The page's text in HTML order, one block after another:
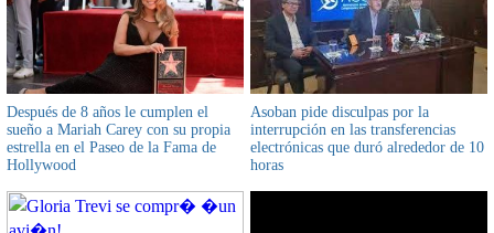
Después de 8 años le cumplen el
sueño a Mariah Carey con su propia
estrella en el Paseo de la Fama de
Hollywood
Asoban pide disculpas por la
interrupción en las transferencias
electrónicas que duró alrededor de 10
horas